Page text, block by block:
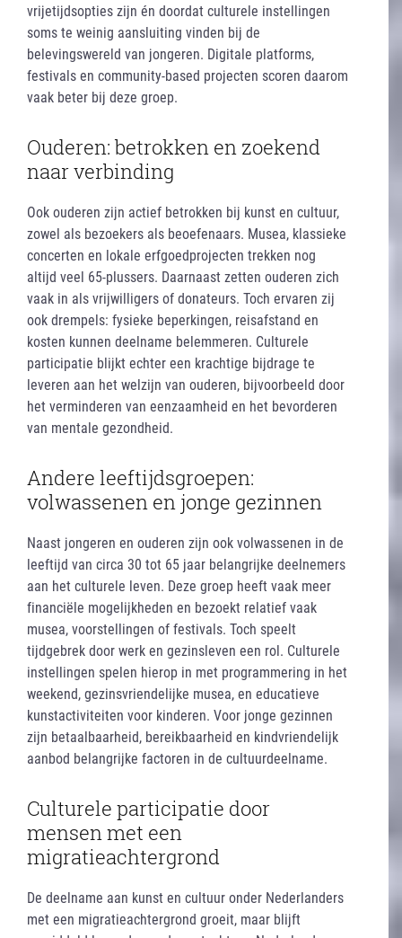
vrijetijdsopties zijn én doordat culturele instellingen
soms te weinig aansluiting vinden bij de
belevingswereld van jongeren. Digitale platforms,
festivals en community-based projecten scoren daarom
vaak beter bij deze groep.
Ouderen: betrokken en zoekend
naar verbinding
Ook ouderen zijn actief betrokken bij kunst en cultuur,
zowel als bezoekers als beoefenaars. Musea, klassieke
concerten en lokale erfgoedprojecten trekken nog
altijd veel 65-plussers. Daarnaast zetten ouderen zich
vaak in als vrijwilligers of donateurs. Toch ervaren zij
ook drempels: fysieke beperkingen, reisafstand en
kosten kunnen deelname belemmeren. Culturele
participatie blijkt echter een krachtige bijdrage te
leveren aan het welzijn van ouderen, bijvoorbeeld door
het verminderen van eenzaamheid en het bevorderen
van mentale gezondheid.
Andere leeftijdsgroepen:
volwassenen en jonge gezinnen
Naast jongeren en ouderen zijn ook volwassenen in de
leeftijd van circa 30 tot 65 jaar belangrijke deelnemers
aan het culturele leven. Deze groep heeft vaak meer
financiële mogelijkheden en bezoekt relatief vaak
musea, voorstellingen of festivals. Toch speelt
tijdgebrek door werk en gezinsleven een rol. Culturele
instellingen spelen hierop in met programmering in het
weekend, gezinsvriendelijke musea, en educatieve
kunstactiviteiten voor kinderen. Voor jonge gezinnen
zijn betaalbaarheid, bereikbaarheid en kindvriendelijk
aanbod belangrijke factoren in de cultuurdeelname.
Culturele participatie door
mensen met een
migratieachtergrond
De deelname aan kunst en cultuur onder Nederlanders
met een migratieachtergrond groeit, maar blijft